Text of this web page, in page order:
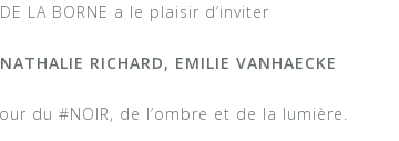
LA BORNE a le plaisir d’inviter
RICHARD, EMILIE VANHAECKE
du #NOIR, de l’ombre et de la lumière.